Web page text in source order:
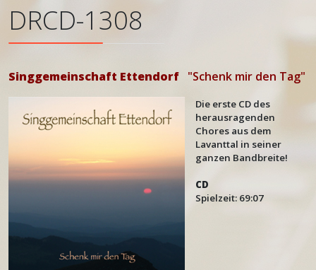
DRCD-1308
Singgemeinschaft Ettendorf "Schenk mir den Tag"
Die erste CD des
herausragenden
Chores aus dem
Lavanttal in seiner
ganzen Bandbreite!
CD
Spielzeit: 69:07